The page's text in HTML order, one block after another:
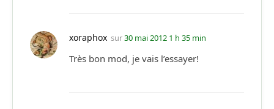
xoraphox sur30 mai 2012 1 h 35 min
Très bon mod, je vais l’essayer!